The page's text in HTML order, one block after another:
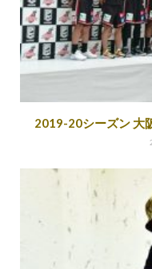
2019-20シーズン 大